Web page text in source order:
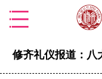
修齐礼仪报道：八